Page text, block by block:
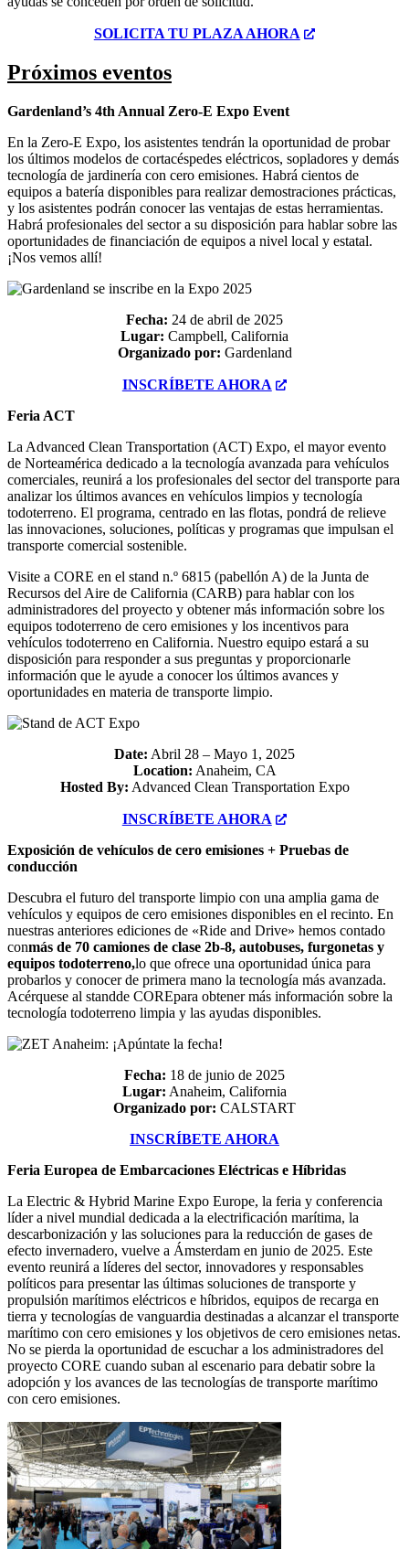
SOLICITA TU PLAZA AHORA
Próximos eventos
Gardenland’s 4th Annual Zero-E Expo Event
En la Zero-E Expo, los asistentes tendrán la oportunidad de probar
los últimos modelos de cortacéspedes eléctricos, sopladores y demás
tecnología de jardinería con cero emisiones. Habrá cientos de
equipos a batería disponibles para realizar demostraciones prácticas,
y los asistentes podrán conocer las ventajas de estas herramientas.
Habrá profesionales del sector a su disposición para hablar sobre las
oportunidades de financiación de equipos a nivel local y estatal.
¡Nos vemos allí!
Fecha: 24 de abril de 2025
Lugar: Campbell, California
Organizado por: Gardenland
INSCRÍBETE AHORA
Feria ACT
La Advanced Clean Transportation (ACT) Expo, el mayor evento
de Norteamérica dedicado a la tecnología avanzada para vehículos
comerciales, reunirá a los profesionales del sector del transporte para
analizar los últimos avances en vehículos limpios y tecnología
todoterreno. El programa, centrado en las flotas, pondrá de relieve
las innovaciones, soluciones, políticas y programas que impulsan el
transporte comercial sostenible.
Visite a CORE en el stand n.º 6815 (pabellón A) de la Junta de
Recursos del Aire de California (CARB) para hablar con los
administradores del proyecto y obtener más información sobre los
equipos todoterreno de cero emisiones y los incentivos para
vehículos todoterreno en California. Nuestro equipo estará a su
disposición para responder a sus preguntas y proporcionarle
información que le ayude a conocer los últimos avances y
oportunidades en materia de transporte limpio.
Date: Abril 28 – Mayo 1, 2025
Location: Anaheim, CA
Hosted By: Advanced Clean Transportation Expo
INSCRÍBETE AHORA
Exposición de vehículos de cero emisiones + Pruebas de
conducción
Descubra el futuro del transporte limpio con una amplia gama de
vehículos y equipos de cero emisiones disponibles en el recinto. En
nuestras anteriores ediciones de «Ride and Drive» hemos contado
conmás de 70 camiones de clase 2b-8, autobuses, furgonetas y
equipos todoterreno,lo que ofrece una oportunidad única para
probarlos y conocer de primera mano la tecnología más avanzada.
Acérquese al standde COREpara obtener más información sobre la
tecnología todoterreno limpia y las ayudas disponibles.
Fecha: 18 de junio de 2025
Lugar: Anaheim, California
Organizado por: CALSTART
INSCRÍBETE AHORA
Feria Europea de Embarcaciones Eléctricas e Híbridas
La Electric & Hybrid Marine Expo Europe, la feria y conferencia
líder a nivel mundial dedicada a la electrificación marítima, la
descarbonización y las soluciones para la reducción de gases de
efecto invernadero, vuelve a Ámsterdam en junio de 2025. Este
evento reunirá a líderes del sector, innovadores y responsables
políticos para presentar las últimas soluciones de transporte y
propulsión marítimos eléctricos e híbridos, equipos de recarga en
tierra y tecnologías de vanguardia destinadas a alcanzar el transporte
marítimo con cero emisiones y los objetivos de cero emisiones netas.
No se pierda la oportunidad de escuchar a los administradores del
proyecto CORE cuando suban al escenario para debatir sobre la
adopción y los avances de las tecnologías de transporte marítimo
con cero emisiones.